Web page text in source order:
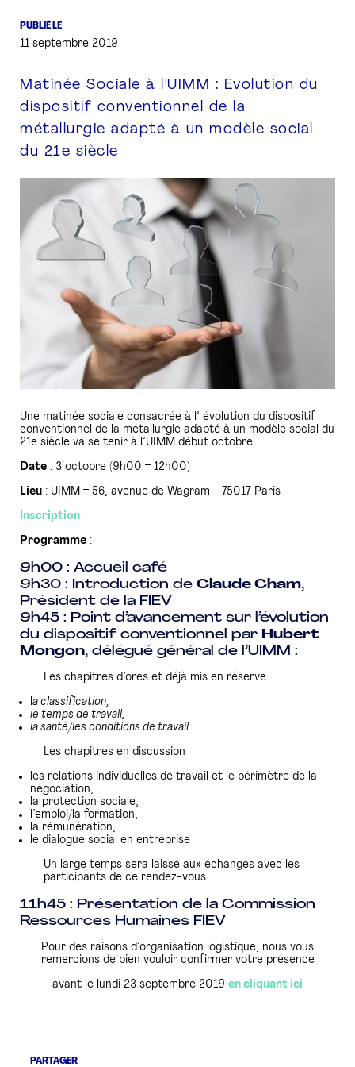
PRESSE
PUBLIÉ LE
11 septembre 2019
Matinée Sociale à l'UIMM : Evolution du
dispositif conventionnel de la
métallurgie adapté à un modèle social
du 21e siècle
Une matinée sociale consacrée à l’ évolution du dispositif
conventionnel de la métallurgie adapté à un modèle social du
21e siècle va se tenir à l’UIMM début octobre.
Date : 3 octobre (9h00 – 12h00)
Lieu : UIMM – 56, avenue de Wagram – 75017 Paris –
Inscription
Programme :
9h00 : Accueil café
9h30 : Introduction de Claude Cham,
Président de la FIEV
9h45 : Point d’avancement sur l’évolution
du dispositif conventionnel par Hubert
Mongon, délégué général de l’UIMM :
Les chapitres d’ores et déjà mis en réserve
a classification,
le temps de travail,
la santé/les conditions de travail
Les chapitres en discussion
les relations individuelles de travail et le périmètre de la
négociation,
la protection sociale,
l’emploi/la formation,
la rémunération,
le dialogue social en entreprise
Un large temps sera laissé aux échanges avec les
participants de ce rendez-vous.
11h45 : Présentation de la Commission
Ressources Humaines FIEV
Pour des raisons d’organisation logistique, nous vous
remercions de bien vouloir confirmer votre présence
avant le lundi 23 septembre 2019 en cliquant ici
PARTAGER